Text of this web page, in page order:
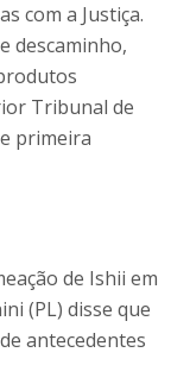
com a Justiça.
descaminho,
Tribunal de
primeira
de Ishii em
(PL) disse que
antecedentes